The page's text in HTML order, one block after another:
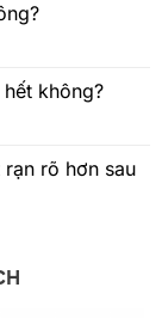
không?
rạn rõ hơn sau